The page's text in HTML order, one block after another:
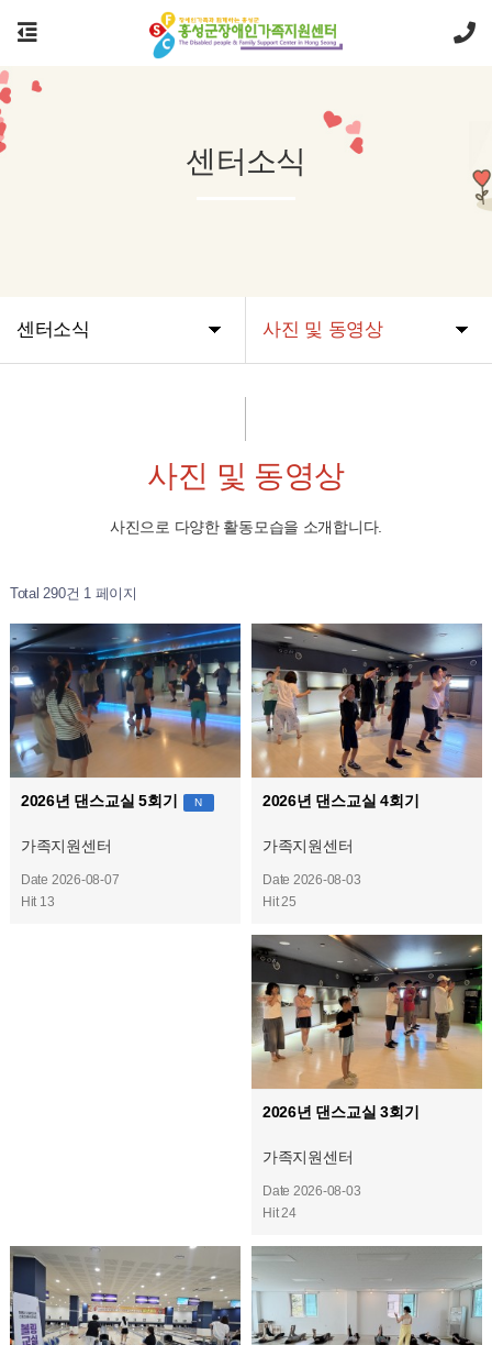
센터소식 사진 및 동영상
센터소식
사진 및 동영상
사진으로 다양한 활동모습을 소개합니다.
Total 290건 1 페이지
2026년 댄스교실 5회기 N
가족지원센터
Date 2026-08-07
Hit 13
2026년 댄스교실 4회기
가족지원센터
Date 2026-08-03
Hit 25
2026년 댄스교실 3회기
가족지원센터
Date 2026-08-03
Hit 24